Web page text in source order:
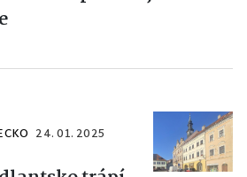
24. 01. 2025